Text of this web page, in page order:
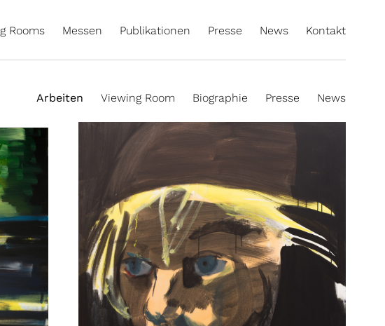
Rooms Messen Publikationen Presse News Kontakt
Arbeiten Viewing Room Biographie Presse News